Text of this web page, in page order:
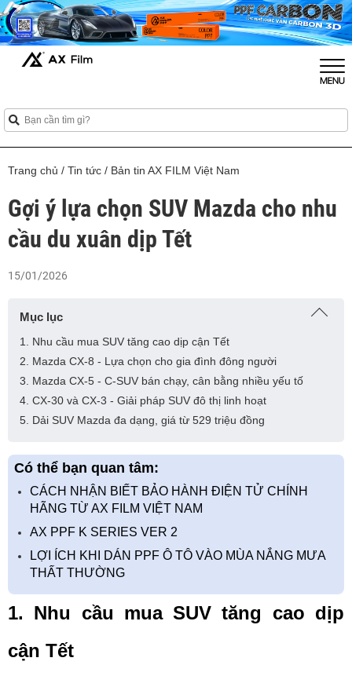
Trang chủ / Tin tức / Bản tin AX FILM Việt Nam
Gợi ý lựa chọn SUV Mazda cho nhu
cầu du xuân dịp Tết
15/01/2026
Mục lục
1. Nhu cầu mua SUV tăng cao dịp cận Tết
2. Mazda CX-8 - Lựa chọn cho gia đình đông người
3. Mazda CX-5 - C-SUV bán chạy, cân bằng nhiều yếu tố
4. CX-30 và CX-3 - Giải pháp SUV đô thị linh hoạt
5. Dải SUV Mazda đa dạng, giá từ 529 triệu đồng
Có thể bạn quan tâm:
CÁCH NHẬN BIẾT BẢO HÀNH ĐIỆN TỬ CHÍNH
HÃNG TỪ AX FILM VIỆT NAM
AX PPF K SERIES VER 2
LỢI ÍCH KHI DÁN PPF Ô TÔ VÀO MÙA NẮNG MƯA
THẤT THƯỜNG
1. Nhu cầu mua SUV tăng cao dịp
cận Tết